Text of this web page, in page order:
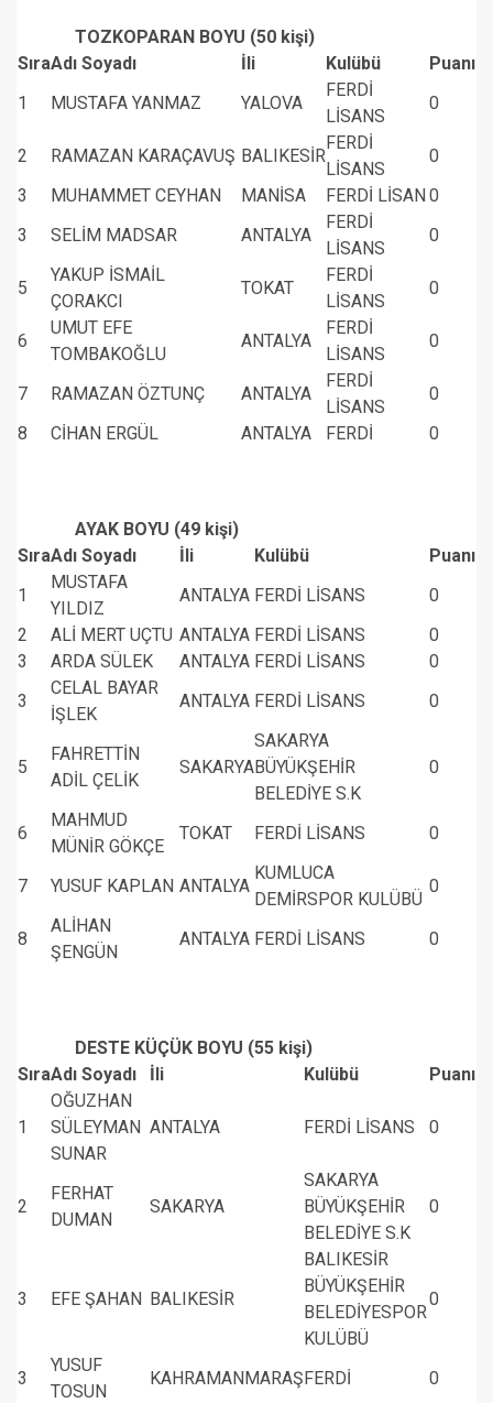
TOZKOPARAN BOYU (50 kişi)
SıraAdı Soyadı İli Kulübü
Puanı
1
MUSTAFA YANMAZ YALOVA
FERDİ
LİSANS
0
2 RAMAZAN KARAÇAVUŞ BALIKESİR
FERDİ
LİSANS
0
3
MUHAMMET CEYHAN MANİSA FERDİ LİSAN 0
3
SELİM MADSAR ANTALYA
FERDİ
LİSANS
0
5
YAKUP İSMAİL
ÇORAKCI
TOKAT
FERDİ
LİSANS
0
6
UMUT EFE
TOMBAKOĞLU
ANTALYA
FERDİ
LİSANS
0
7 RAMAZAN ÖZTUNÇ ANTALYA
FERDİ
LİSANS
0
8
CİHAN ERGÜL ANTALYA FERDİ 0
AYAK BOYU (49 kişi)
SıraAdı Soyadı İli Kulübü
Puanı
1
MUSTAFA
YILDIZ
ANTALYA FERDİ LİSANS
0
2
ALİ MERT UÇTU ANTALYA FERDİ LİSANS
0
3
ARDA SÜLEK ANTALYA FERDİ LİSANS
0
3
CELAL BAYAR
İŞLEK
ANTALYA FERDİ LİSANS 0
5
FAHRETTİN
ADİL ÇELİK
SAKARYA
SAKARYA
BÜYÜKŞEHİR
BELEDİYE S.K
0
6
MAHMUD
MÜNİR GÖKÇE
TOKAT FERDİ LİSANS 0
7 YUSUF KAPLAN ANTALYA
KUMLUCA
DEMİRSPOR KULÜBÜ
0
8
ALİHAN
ŞENGÜN
ANTALYA FERDİ LİSANS 0
DESTE KÜÇÜK BOYU (55 kişi)
SıraAdı Soyadı İli Kulübü Puanı
1
OĞUZHAN
SÜLEYMAN
SUNAR
ANTALYA FERDİ LİSANS 0
2
FERHAT
DUMAN
SAKARYA
SAKARYA
BÜYÜKŞEHİR
BELEDİYE S.K
0
3 EFE ŞAHAN BALIKESİR
BALIKESİR
BÜYÜKŞEHİR
BELEDİYESPOR
KULÜBÜ
0
3
YUSUF
TOSUN
KAHRAMANMARAŞFERDİ 0